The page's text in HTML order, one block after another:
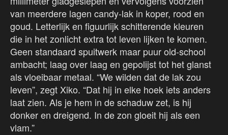
van meerdere lagen candy-lak in koper, rood en
goud. Letterlijk en figuurlijk schitterende kleuren
die in het zonlicht extra tot leven lijken te komen.
Geen standaard spuitwerk maar puur old-school
ambacht; laag over laag en gepolijst tot het glanst
als vloeibaar metaal. “We wilden dat de lak zou
leven”, zegt Xiko. “Dat hij in elke hoek iets anders
laat zien. Als je hem in de schaduw zet, is hij
donker en dreigend. In de zon gloeit hij als een
vlam.”